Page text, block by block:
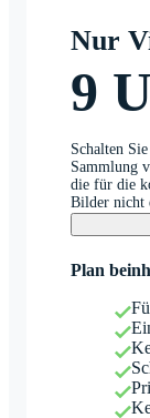
Nur
9
Schalten
Sammlung
die für die
Bilder nicht
Plan